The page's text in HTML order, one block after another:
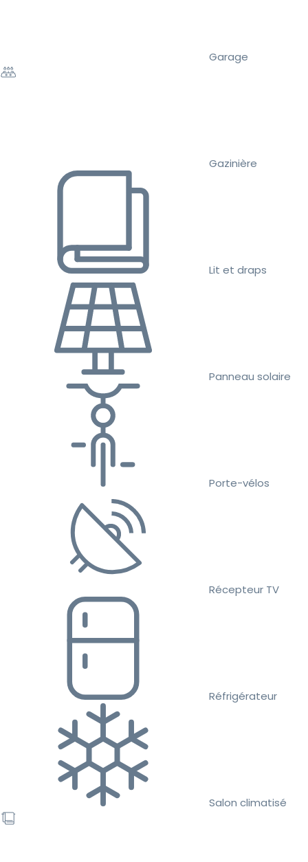
Garage
Gazinière
Lit et draps
Panneau solaire
Porte-vélos
Récepteur TV
Réfrigérateur
Salon climatisé